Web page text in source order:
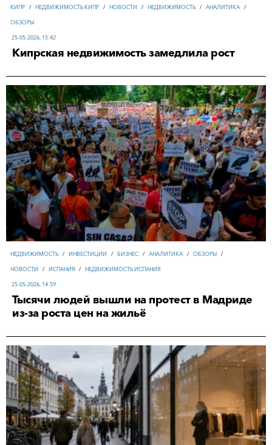
КИПР / НЕДВИЖИМОСТЬ КИПР / НОВОСТИ / НЕДВИЖИМОСТЬ / АНАЛИТИКА /
ОБЗОРЫ
25-05-2026, 15:42
Кипрская недвижимость замедлила рост
НЕДВИЖИМОСТЬ / ИНВЕСТИЦИИ / БИЗНЕС / АНАЛИТИКА / ОБЗОРЫ /
НОВОСТИ / ИСПАНИЯ / НЕДВИЖИМОСТЬ ИСПАНИЯ
25-05-2026, 14:59
Тысячи людей вышли на протест в Мадриде
из-за роста цен на жильё